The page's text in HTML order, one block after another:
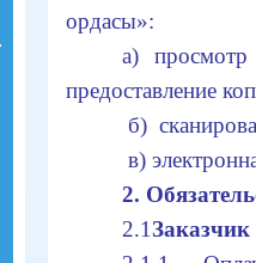
ордасы»:
а) просмотр
предоставление
б)
в)
2.
2.1 Заказчик